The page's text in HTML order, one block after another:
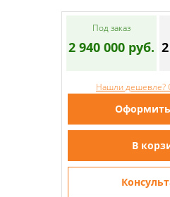
Под заказ
2 940 000 руб.
Нашли дешевле?
Оформить
В